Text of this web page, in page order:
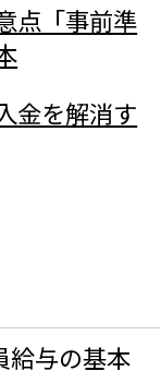
点「事前準
金を解消す
給与の基本